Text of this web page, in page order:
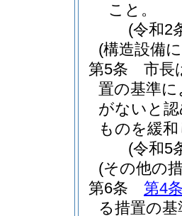
こと。
(令和2
(構造設備
第5条
市長
置の基準
がないと
ものを緩
(令和5
(その他の
第6条
第4
る措置の